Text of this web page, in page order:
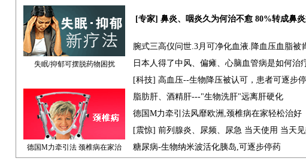
失眠/抑郁可摆脱药物困扰
[专家] 鼻炎、咽炎久为何治不愈 80%转成鼻
腕式三高仪问世.3月可净化血液.降血压血脂被
日本人得了中风、偏瘫、心脑血管病是如何治
[科技] 高血压--生物降压被认可，患者可逐步
德国M力牵引法 颈椎病在家治
脂肪肝、酒精肝---"生物洗肝"远离肝硬化
德国M力牵引法风靡欧洲,颈椎病在家轻松治好
[震惊] 前列腺炎、尿频、尿急 当天使用 当天
糖尿病-生物纳米波活化胰岛,可逐步停药